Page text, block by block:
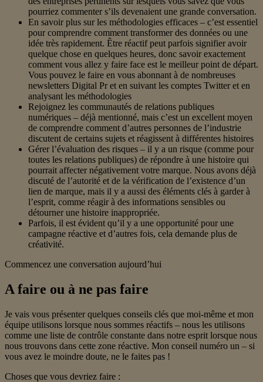
pourriez commenter s’ils devenaient une grande conversation.
En savoir plus sur les méthodologies efficaces – c’est essentiel
pour comprendre comment transformer des données ou une
idée très rapidement. Être réactif peut parfois signifier avoir
quelque chose en quelques heures, donc savoir exactement
comment vous allez y faire face est le meilleur point de départ.
Vous pouvez le faire en vous abonnant à de nombreuses
newsletters Digital Pr et en suivant les comptes Twitter et en
analysant les méthodologies
Rejoignez les communautés de relations publiques
numériques – déjà mentionné, mais c’est un excellent moyen
de comprendre comment d’autres personnes de l’industrie
discutent de certains sujets et réagissent à différentes histoires
Gérer l’évaluation des risques – il y a un risque (comme pour
toutes les relations publiques) de répondre à une histoire qui
pourrait affecter négativement votre marque. Nous avons déjà
discuté de l’autorité et de la vérification de l’existence d’un
lien de marque, mais il y a aussi des éléments clés à garder à
l’esprit, comme réagir à des informations sensibles ou
détourner une histoire inappropriée.
Parfois, il est évident qu’il y a une opportunité pour une
campagne réactive et d’autres fois, cela demande plus de
créativité.
Commencez une conversation aujourd’hui
A faire ou à ne pas faire
Je vais vous présenter quelques conseils clés que moi-même et mon
équipe utilisons lorsque nous sommes réactifs – nous les utilisons
comme une liste de contrôle constante dans notre esprit lorsque nous
nous trouvons dans cette zone réactive. Mon conseil numéro un – si
vous avez le moindre doute, ne le faites pas !
Choses que vous devriez faire :